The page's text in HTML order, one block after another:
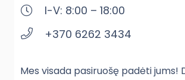
I-V: 8:00 – 18:00
+370 6262 3434
Mes visada pasiruošę padėti jums!